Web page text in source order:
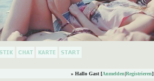
» Hallo Gast [Anmelden|Registrieren]